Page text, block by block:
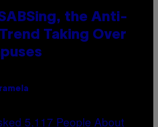
the Anti-
Taking Over